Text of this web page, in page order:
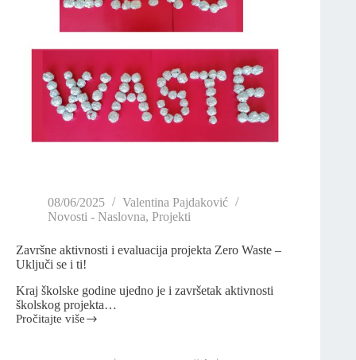
08/06/2025
Valentina Pajdaković
Novosti - Naslovna, Projekti
Završne aktivnosti i evaluacija projekta Zero Waste –
Uključi se i ti!
Kraj školske godine ujedno je i završetak aktivnosti
školskog projekta…
Pročitajte više